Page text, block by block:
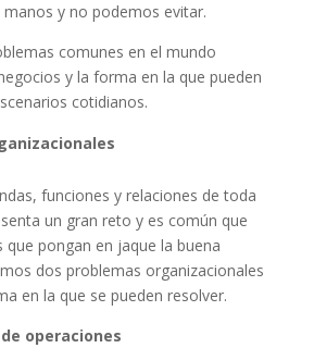
y no podemos evitar.
comunes en el mundo
y la forma en la que pueden
cotidianos.
funciones y relaciones de toda
un gran reto y es común que
que pongan en jaque la buena
dos problemas organizacionales
en la que se pueden resolver.
operaciones